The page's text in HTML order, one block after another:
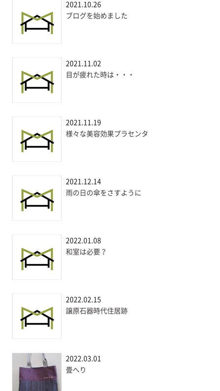
2021.10.26
ブログを始めました
2021.11.02
目が疲れた時は・・・
2021.11.19
様々な美容効果プラセンタ
2021.12.14
雨の日の傘をさすように
2022.01.08
和室は必要？
2022.02.15
譲原石器時代住居跡
2022.03.01
畳へり